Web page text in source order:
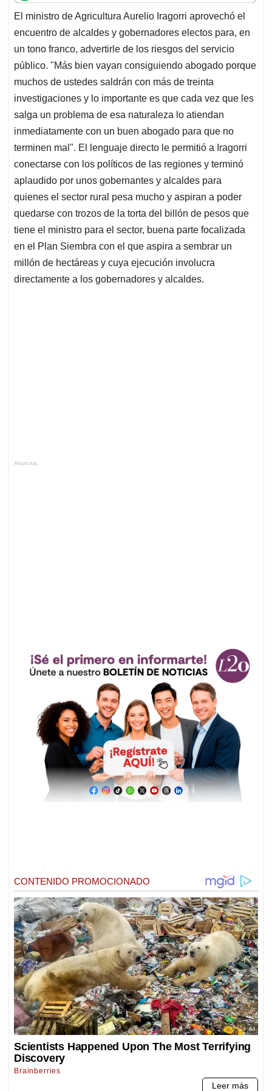
t
s
A
p
p
e
b
o
o
k
k
e
d
I
n
i
l
e
a
d
s
El ministro de Agricultura Aurelio Iragorri aprovechó el
encuentro de alcaldes y gobernadores electos para, en
un tono franco, advertirle de los riesgos del servicio
público. "Más bien vayan consiguiendo abogado porque
muchos de ustedes saldrán con más de treinta
investigaciones y lo importante es que cada vez que les
salga un problema de esa naturaleza lo atiendan
inmediatamente con un buen abogado para que no
terminen mal". El lenguaje directo le permitió a Iragorri
conectarse con los políticos de las regiones y terminó
aplaudido por unos gobernantes y alcaldes para
quienes el sector rural pesa mucho y aspiran a poder
quedarse con trozos de la torta del billón de pesos que
tiene el ministro para el sector, buena parte focalizada
en el Plan Siembra con el que aspira a sembrar un
millón de hectáreas y cuya ejecución involucra
directamente a los gobernadores y alcaldes.
Anuncios.